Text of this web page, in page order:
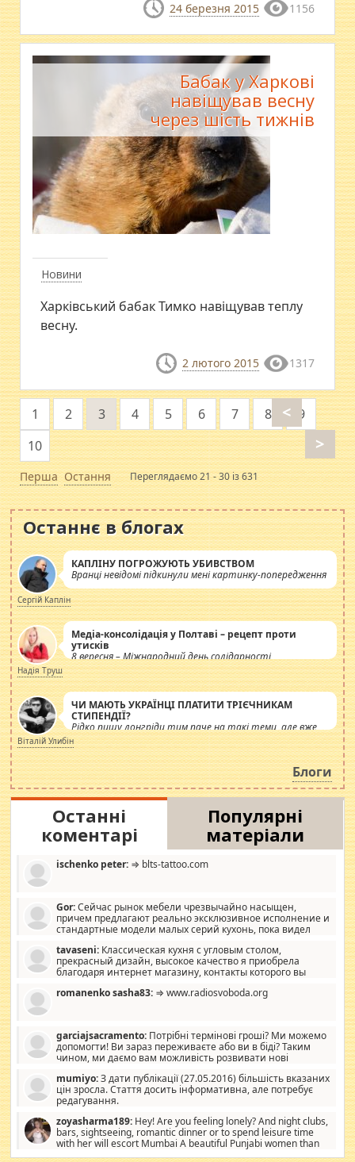
24 березня 2015 1156
Новини
Бабак у Харкові
навіщував весну
через шість тижнів
Харківський бабак Тимко навіщував теплу
весну.
2 лютого 2015 1317
Перша
<
1 2 3 4 5 6 7 8
9
10
>
Остання Переглядаємо 21 - 30 із 631
Останнє в блогах
КАПЛІНУ ПОГРОЖУЮТЬ УБИВСТВОМ
Вранці невідомі підкинули мені картинку-попередження
Сергій Каплін
Медіа-консолідація у Полтаві – рецепт проти
утисків
8 вересня – Міжнародний день солідарності
журналістів.
Надія Труш
ЧИ МАЮТЬ УКРАЇНЦІ ПЛАТИТИ ТРІЄЧНИКАМ
СТИПЕНДІЇ?
Рідко пишу лонгріди тим паче на такі теми, але вже
просто дістало! Обурюють сьогоднішні інсенуації
навколо стипендіального питання. Штучно
роздувається ще одна соціальна катастрофа.
Віталій Улибін
Блоги
Останні
коментарі
Популярні
матеріали
ischenko peter: ⇒ blts-tattoo.com
Gor:Сейчас рынок мебели чрезвычайно насыщен,
причем предлагают реально эксклюзивное исполнение и
стандартные модели малых серий кухонь, пока видел
стандартные формы, в MebelOk, креативненько и что главное -
со вкусом все в порядке, без ненужных наворотов удорожающих
мебель, а это не последний фактор.
tavaseni: Классическая кухня с угловым столом,
прекрасный дизайн, высокое качество я приобрела
благодаря интернет магазину, контакты которого вы
romanenko sasha83: ⇒ www.radiosvoboda.org
garciajsacramento: Потрібні термінові гроші? Ми можемо
допомогти! Ви зараз переживаєте або ви в біді? Таким
чином, ми даємо вам можливість розвивати нові
допомагати людям, які намагаються дати їм шанс. Кожен
заслуговує на другий шанс, і, оскільки влада не зможе, вони
повинні приймати від інших. Для нас нема багато суми, і зрілість
витрат, а тільки узгоджених сум і нічого іншого. Не чекайте і не
коментуйте цей пост. Введіть суму, яку ви хочете подати, і ми
зв'яжемося з вами з усіма варіантами. зв'яжіться з нами
сьогодні на garciajsacramento@gmail.com Вам потрібні термінові
mumiyo:З дати публікації (27.05.2016) більшість вказаних
цін зросла. Стаття досить інформативна, але потребує
редагування.
zoyasharma189: Hey! Are you feeling lonely? And night clubs,
bars, sightseeing, romantic dinner or to spend leisure time
with her will escort Mumbai A beautiful Punjabi women than
sexy escort companion in arms that you guys feel like 5 star luxury